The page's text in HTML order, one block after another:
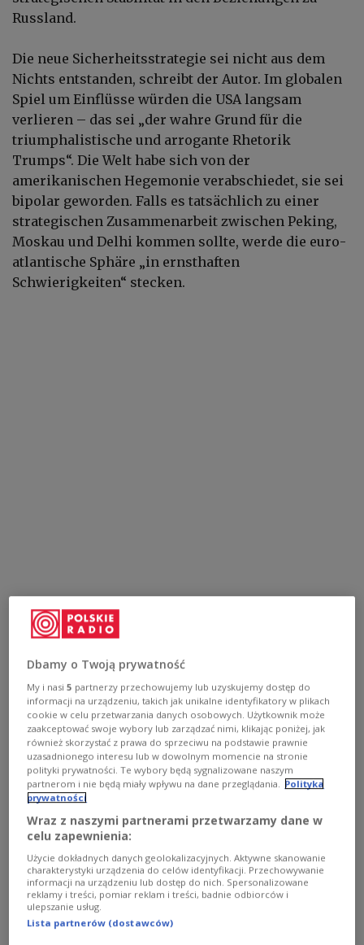
Russland.
Die neue Sicherheitsstrategie sei nicht aus dem
Nichts entstanden, schreibt der Autor. Im globalen
Spiel um Einflüsse würden die USA langsam
verlieren – das sei „der wahre Grund für die
triumphalistische und arrogante Rhetorik
Trumps“. Die Welt habe sich von der
amerikanischen Hegemonie verabschiedet, sie sei
bipolar geworden. Falls es tatsächlich zu einer
strategischen Zusammenarbeit zwischen Peking,
Moskau und Delhi kommen sollte, werde die euro-
atlantische Sphäre „in ernsthaften
Schwierigkeiten“ stecken.
Der Autor zitiert zustimmend den Tweet von
Premierminister Donald Tusk: „Europa ist euer
Dbamy o Twoją prywatność
My i nasi5 partnerzy przechowujemy lub uzyskujemy dostęp do
informacji na urządzeniu, takich jak unikalne identyfikatory w plikach
cookie w celu przetwarzania danych osobowych. Użytkownik może
zaakceptować swoje wybory lub zarządzać nimi, klikając poniżej, jak
również skorzystać z prawa do sprzeciwu na podstawie prawnie
uzasadnionego interesu lub w dowolnym momencie na stronie
polityki prywatności. Te wybory będą sygnalizowane naszym
partnerom i nie będą miały wpływu na dane przeglądania. Polityka
prywatności
Wraz z naszymi partnerami przetwarzamy dane w
celu zapewnienia:
Użycie dokładnych danych geolokalizacyjnych. Aktywne skanowanie
charakterystyki urządzenia do celów identyfikacji. Przechowywanie
informacji na urządzeniu lub dostęp do nich. Spersonalizowane
reklamy i treści, pomiar reklam i treści, badnie odbiorców i
ulepszanie usług.
Lista partnerów (dostawców)